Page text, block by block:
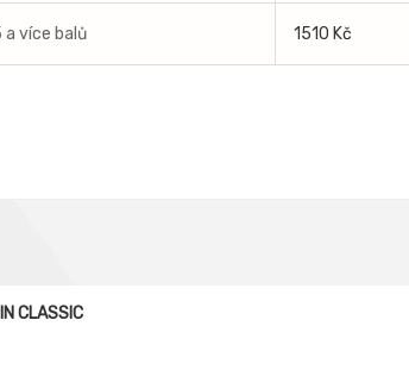
a více balů 1510 Kč
CLASSIC